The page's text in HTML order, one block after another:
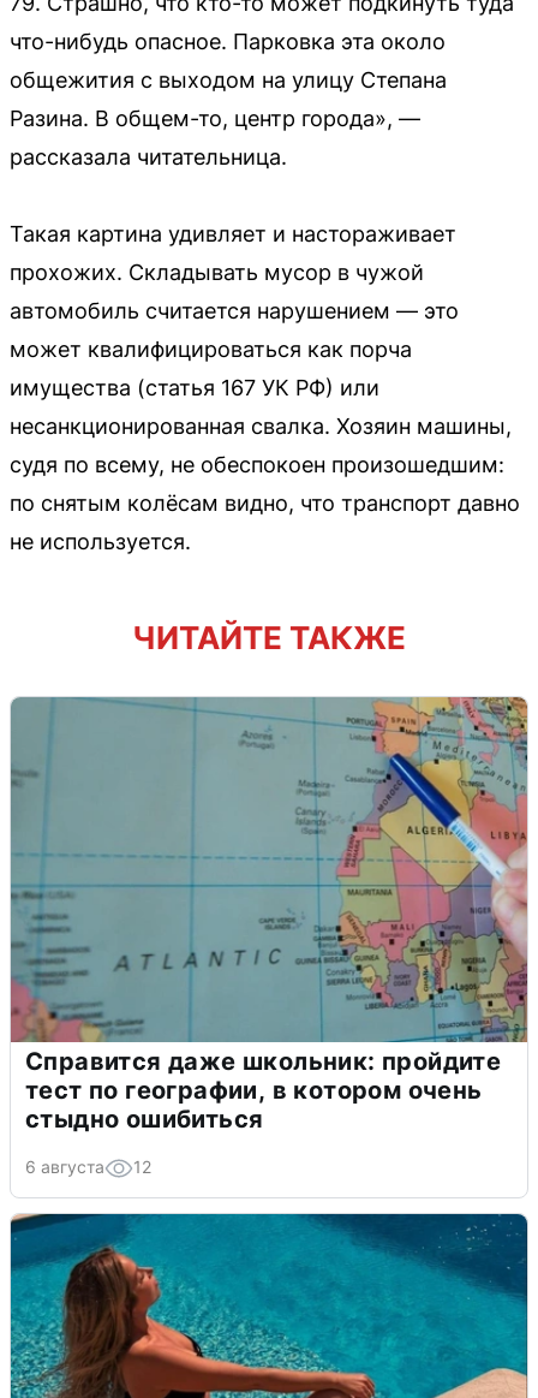
что-нибудь опасное. Парковка эта около
общежития с выходом на улицу Степана
Разина. В общем-то, центр города», —
рассказала читательница.
Такая картина удивляет и настораживает
прохожих. Складывать мусор в чужой
автомобиль считается нарушением — это
может квалифицироваться как порча
имущества (статья 167 УК РФ) или
несанкционированная свалка. Хозяин машины,
судя по всему, не обеспокоен произошедшим:
по снятым колёсам видно, что транспорт давно
не используется.
ЧИТАЙТЕ ТАКЖЕ
Справится даже школьник: пройдите
тест по географии, в котором очень
стыдно ошибиться
6 августа 12